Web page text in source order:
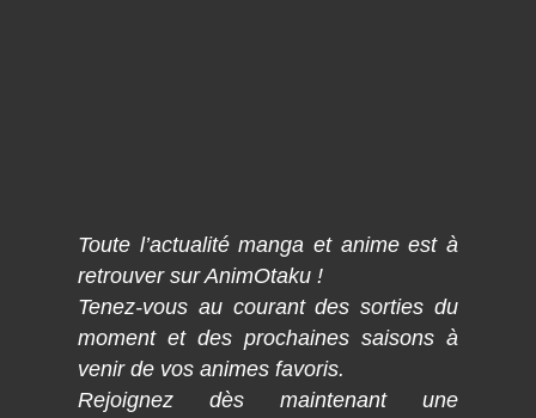
Toute l’actualité manga et anime est à
retrouver sur AnimOtaku !
Tenez-vous au courant des sorties du
moment et des prochaines saisons à
venir de vos animes favoris.
Rejoignez dès maintenant une